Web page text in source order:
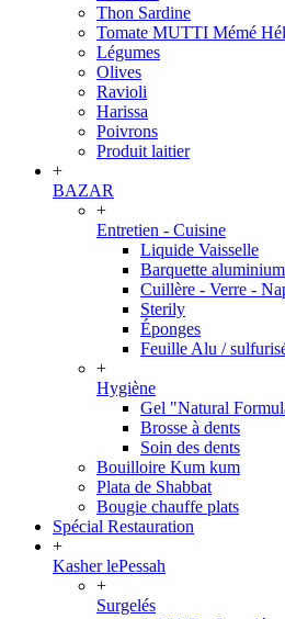
Thon Sardine
Tomate MUTTI Mémé
Légumes
Olives
Ravioli
Harissa
Poivrons
Produit laitier
+
BAZAR
+
Entretien - Cuisine
Liquide Vaisselle
Barquette aluminium
Cuillère - Verre -
Sterily
Éponges
Feuille Alu /
+
Hygiène
Gel "Natural
Brosse à dents
Soin des dents
Bouilloire Kum kum
Plata de Shabbat
Bougie chauffe plats
Spécial Restauration
+
Kasher lePessah
+
Surgelés